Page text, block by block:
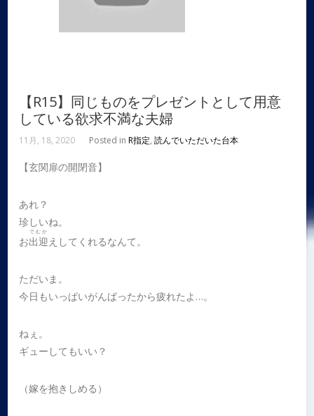
【R15】同じものをプレゼントとして用意
している欲求不満な夫婦
11月, 18, 2020 Posted inR指定,読んでいただいた台本
【玄関扉の開閉音】
あれ？
珍しいね。
お出迎
でむか
えしてくれるなんて。
ただいま。
今日もいっぱいがんばったから疲れたよ…。
ねぇ。
ギューしてもいい？
（嫁を抱きしめる）